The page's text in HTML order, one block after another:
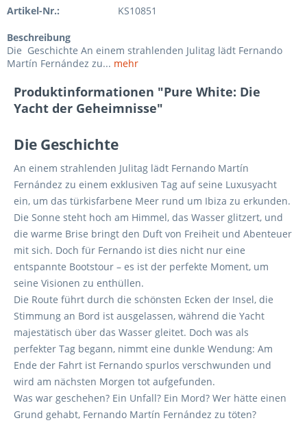
Artikel-Nr.: KS10851
Beschreibung
Die Geschichte An einem strahlenden Julitag lädt Fernando
Martín Fernández zu... mehr
Produktinformationen "Pure White: Die
Yacht der Geheimnisse"
Die Geschichte
An einem strahlenden Julitag lädt Fernando Martín
Fernández zu einem exklusiven Tag auf seine Luxusyacht
ein, um das türkisfarbene Meer rund um Ibiza zu erkunden.
Die Sonne steht hoch am Himmel, das Wasser glitzert, und
die warme Brise bringt den Duft von Freiheit und Abenteuer
mit sich. Doch für Fernando ist dies nicht nur eine
entspannte Bootstour – es ist der perfekte Moment, um
seine Visionen zu enthüllen.
Die Route führt durch die schönsten Ecken der Insel, die
Stimmung an Bord ist ausgelassen, während die Yacht
majestätisch über das Wasser gleitet. Doch was als
perfekter Tag begann, nimmt eine dunkle Wendung: Am
Ende der Fahrt ist Fernando spurlos verschwunden und
wird am nächsten Morgen tot aufgefunden.
Was war geschehen? Ein Unfall? Ein Mord? Wer hätte einen
Grund gehabt, Fernando Martín Fernández zu töten?